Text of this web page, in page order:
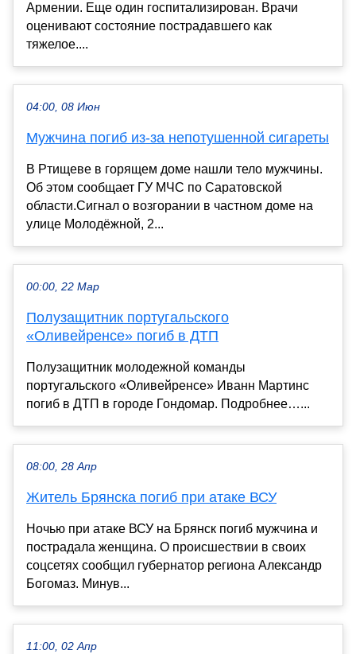
Армении. Еще один госпитализирован. Врачи
оценивают состояние пострадавшего как
тяжелое....
04:00, 08 Июн
Мужчина погиб из-за непотушенной сигареты
В Ртищеве в горящем доме нашли тело мужчины.
Об этом сообщает ГУ МЧС по Саратовской
области.Сигнал о возгорании в частном доме на
улице Молодёжной, 2...
00:00, 22 Мар
Полузащитник португальского
«Оливейренсе» погиб в ДТП
Полузащитник молодежной команды
португальского «Оливейренсе» Иванн Мартинс
погиб в ДТП в городе Гондомар. Подробнее…...
08:00, 28 Апр
Житель Брянска погиб при атаке ВСУ
Ночью при атаке ВСУ на Брянск погиб мужчина и
пострадала женщина. О происшествии в своих
соцсетях сообщил губернатор региона Александр
Богомаз. Минув...
11:00, 02 Апр